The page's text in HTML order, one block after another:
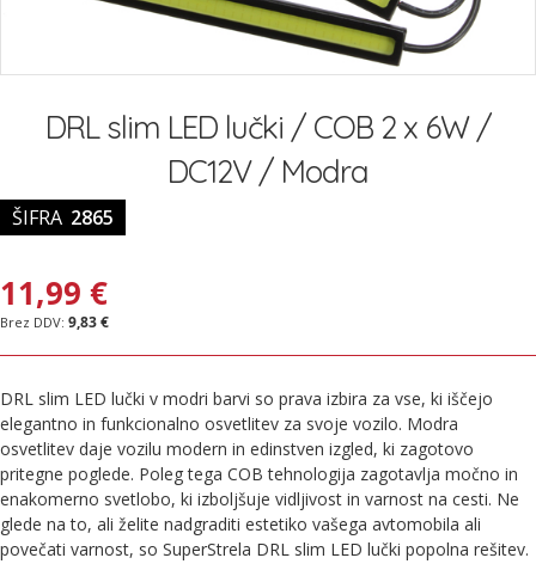
začetekDRL slim LED lučki / COB 2 x 6W /
DC12V / Modra
ŠIFRA 2865
11,99 €
9,83 €
DRL slim LED lučki v modri barvi so prava izbira za vse, ki iščejo
elegantno in funkcionalno osvetlitev za svoje vozilo. Modra
osvetlitev daje vozilu modern in edinstven izgled, ki zagotovo
pritegne poglede. Poleg tega COB tehnologija zagotavlja močno in
enakomerno svetlobo, ki izboljšuje vidljivost in varnost na cesti. Ne
glede na to, ali želite nadgraditi estetiko vašega avtomobila ali
povečati varnost, so SuperStrela DRL slim LED lučki popolna rešitev.